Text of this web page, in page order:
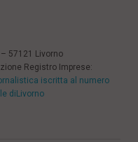
57121 Livorno
Registro Imprese:
iscritta al numero
diLivorno